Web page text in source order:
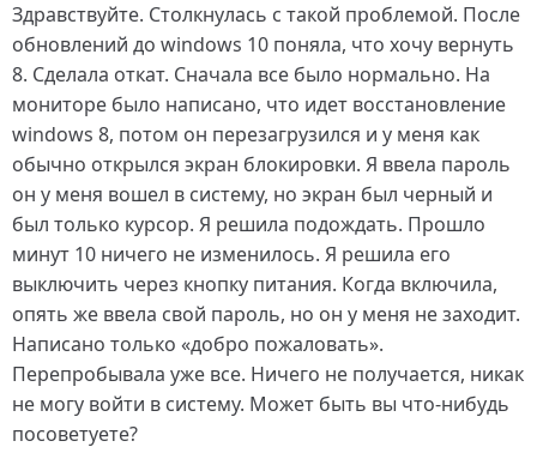
Здравствуйте. Столкнулась с такой проблемой. После
обновлений до windows 10 поняла, что хочу вернуть
8. Сделала откат. Сначала все было нормально. На
мониторе было написано, что идет восстановление
windows 8, потом он перезагрузился и у меня как
обычно открылся экран блокировки. Я ввела пароль
он у меня вошел в систему, но экран был черный и
был только курсор. Я решила подождать. Прошло
минут 10 ничего не изменилось. Я решила его
выключить через кнопку питания. Когда включила,
опять же ввела свой пароль, но он у меня не заходит.
Написано только «добро пожаловать».
Перепробывала уже все. Ничего не получается, никак
не могу войти в систему. Может быть вы что-нибудь
посоветуете?